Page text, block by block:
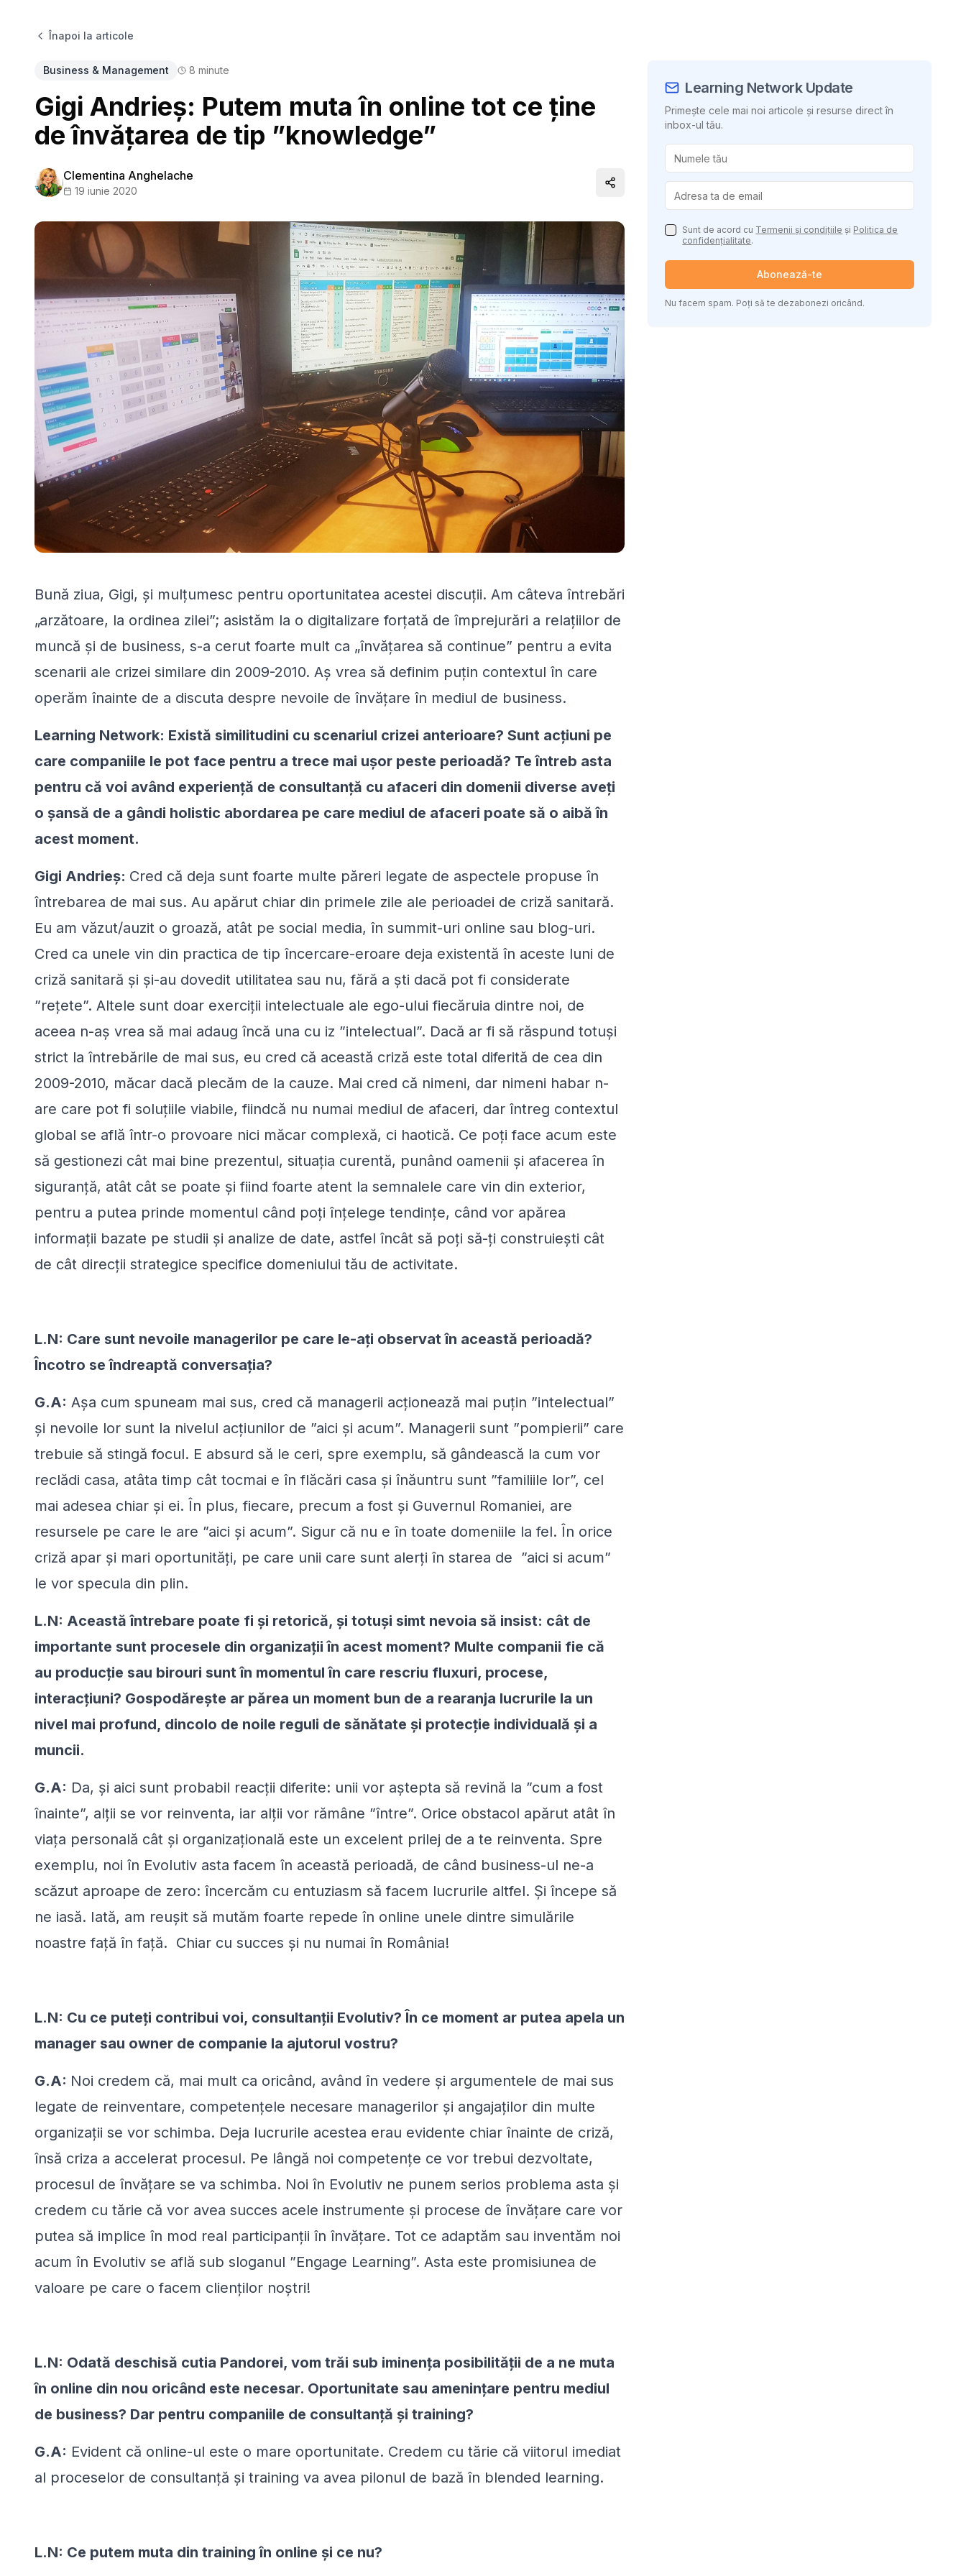
Înapoi la articole
Business & Management 8 minute
Gigi Andrieș: Putem muta în online tot ce ține
de învățarea de tip ”knowledge”
Clementina Anghelache
19 iunie 2020 Distribuie conținutul
Bună ziua, Gigi, și mulțumesc pentru oportunitatea acestei discuții. Am câteva întrebări
„arzătoare, la ordinea zilei”; asistăm la o digitalizare forțată de împrejurări a relațiilor de
muncă și de business, s-a cerut foarte mult ca „învățarea să continue” pentru a evita
scenarii ale crizei similare din 2009-2010. Aș vrea să definim puțin contextul în care
operăm înainte de a discuta despre nevoile de învățare în mediul de business.
Learning Network: Există similitudini cu scenariul crizei anterioare? Sunt acțiuni pe
care companiile le pot face pentru a trece mai ușor peste perioadă? Te întreb asta
pentru că voi având experiență de consultanță cu afaceri din domenii diverse aveți
o șansă de a gândi holistic abordarea pe care mediul de afaceri poate să o aibă în
acest moment.
Gigi Andrieș: Cred că deja sunt foarte multe păreri legate de aspectele propuse în
întrebarea de mai sus. Au apărut chiar din primele zile ale perioadei de criză sanitară.
Eu am văzut/auzit o groază, atât pe social media, în summit-uri online sau blog-uri.
Cred ca unele vin din practica de tip încercare-eroare deja existentă în aceste luni de
criză sanitară și și-au dovedit utilitatea sau nu, fără a ști dacă pot fi considerate
”rețete”. Altele sunt doar exerciții intelectuale ale ego-ului fiecăruia dintre noi, de
aceea n-aș vrea să mai adaug încă una cu iz ”intelectual”. Dacă ar fi să răspund totuși
strict la întrebările de mai sus, eu cred că această criză este total diferită de cea din
2009-2010, măcar dacă plecăm de la cauze. Mai cred că nimeni, dar nimeni habar n-
are care pot fi soluțiile viabile, fiindcă nu numai mediul de afaceri, dar întreg contextul
global se află într-o provoare nici măcar complexă, ci haotică. Ce poți face acum este
să gestionezi cât mai bine prezentul, situația curentă, punând oamenii și afacerea în
siguranță, atât cât se poate și fiind foarte atent la semnalele care vin din exterior,
pentru a putea prinde momentul când poți înțelege tendințe, când vor apărea
informații bazate pe studii și analize de date, astfel încât să poți să-ți construiești cât
de cât direcții strategice specifice domeniului tău de activitate.
L.N: Care sunt nevoile managerilor pe care le-ați observat în această perioadă?
Încotro se îndreaptă conversația?
G.A: Așa cum spuneam mai sus, cred că managerii acționează mai puțin ”intelectual”
și nevoile lor sunt la nivelul acțiunilor de ”aici și acum”. Managerii sunt ”pompierii” care
trebuie să stingă focul. E absurd să le ceri, spre exemplu, să gândească la cum vor
reclădi casa, atâta timp cât tocmai e în flăcări casa și înăuntru sunt ”familiile lor”, cel
mai adesea chiar și ei. În plus, fiecare, precum a fost și Guvernul Romaniei, are
resursele pe care le are ”aici și acum”. Sigur că nu e în toate domeniile la fel. În orice
criză apar și mari oportunități, pe care unii care sunt alerți în starea de ”aici si acum”
le vor specula din plin.
L.N: Această întrebare poate fi și retorică, și totuși simt nevoia să insist: cât de
importante sunt procesele din organizații în acest moment? Multe companii fie că
au producție sau birouri sunt în momentul în care rescriu fluxuri, procese,
interacțiuni? Gospodărește ar părea un moment bun de a rearanja lucrurile la un
nivel mai profund, dincolo de noile reguli de sănătate și protecție individuală și a
muncii.
G.A: Da, și aici sunt probabil reacții diferite: unii vor aștepta să revină la ”cum a fost
înainte”, alții se vor reinventa, iar alții vor rămâne ”între”. Orice obstacol apărut atât în
viața personală cât și organizațională este un excelent prilej de a te reinventa. Spre
exemplu, noi în Evolutiv asta facem în această perioadă, de când business-ul ne-a
scăzut aproape de zero: încercăm cu entuziasm să facem lucrurile altfel. Și începe să
ne iasă. Iată, am reușit să mutăm foarte repede în online unele dintre simulările
noastre față în față. Chiar cu succes și nu numai în România!
L.N: Cu ce puteți contribui voi, consultanții Evolutiv? În ce moment ar putea apela un
manager sau owner de companie la ajutorul vostru?
G.A: Noi credem că, mai mult ca oricând, având în vedere și argumentele de mai sus
legate de reinventare, competențele necesare managerilor și angajaților din multe
organizații se vor schimba. Deja lucrurile acestea erau evidente chiar înainte de criză,
însă criza a accelerat procesul. Pe lângă noi competențe ce vor trebui dezvoltate,
procesul de învățare se va schimba. Noi în Evolutiv ne punem serios problema asta și
credem cu tărie că vor avea succes acele instrumente și procese de învățare care vor
putea să implice în mod real participanții în învățare. Tot ce adaptăm sau inventăm noi
acum în Evolutiv se află sub sloganul ”Engage Learning”. Asta este promisiunea de
valoare pe care o facem clienților noștri!
L.N: Odată deschisă cutia Pandorei, vom trăi sub iminența posibilității de a ne muta
în online din nou oricând este necesar. Oportunitate sau amenințare pentru mediul
de business? Dar pentru companiile de consultanță și training?
G.A: Evident că online-ul este o mare oportunitate. Credem cu tărie că viitorul imediat
al proceselor de consultanță și training va avea pilonul de bază în blended learning.
L.N: Ce putem muta din training în online și ce nu?
Learning Network Update
Primește cele mai noi articole și resurse direct în
inbox-ul tău.
Sunt de acord cu Termenii și condițiile și Politica de
confidențialitate.
Abonează-te
Nu facem spam. Poți să te dezabonezi oricând.